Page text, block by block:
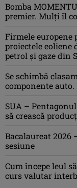
Bomba
premier. Mulți îl
Firmele europene
proiectele eoliene
petrol și gaze din
Se schimbă
componente auto.
SUA –
să crească
Bacalaureat 2026
sesiune
Cum începe leul
curs valutar